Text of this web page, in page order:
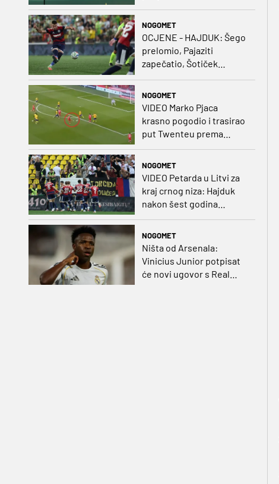
NOGOMET
OCJENE - HAJDUK: Šego
prelomio, Pajaziti
zapečatio, Šotiček
NOGOMET
VIDEO Marko Pjaca
krasno pogodio i trasirao
put Twenteu prema
važnoj pobjedi
NOGOMET
VIDEO Petarda u Litvi za
kraj crnog niza: Hajduk
nakon šest godina
NOGOMET
Ništa od Arsenala:
Vinicius Junior potpisat
će novi ugovor s Real